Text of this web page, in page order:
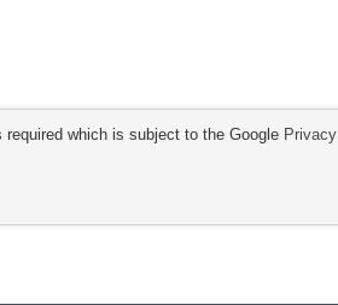
which is subject to the Google Privacy